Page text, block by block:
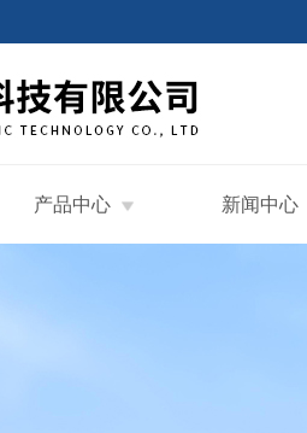
产品中心 新闻中心